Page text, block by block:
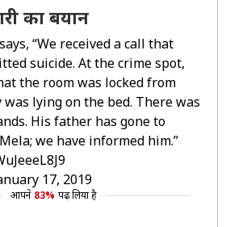
का बयान
“We received a call that
suicide. At the crime spot,
the room was locked from
was lying on the bed. There was
His father has gone to
we have informed him.”
17, 2019
आपने 83% पढ़ लिया है